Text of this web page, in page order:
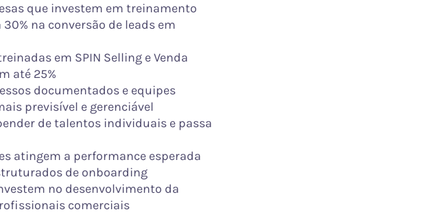
que investem em treinamento
na conversão de leads em
em SPIN Selling e Venda
até 25%
documentados e equipes
previsível e gerenciável
de talentos individuais e passa
atingem a performance esperada
de onboarding
no desenvolvimento da
comerciais